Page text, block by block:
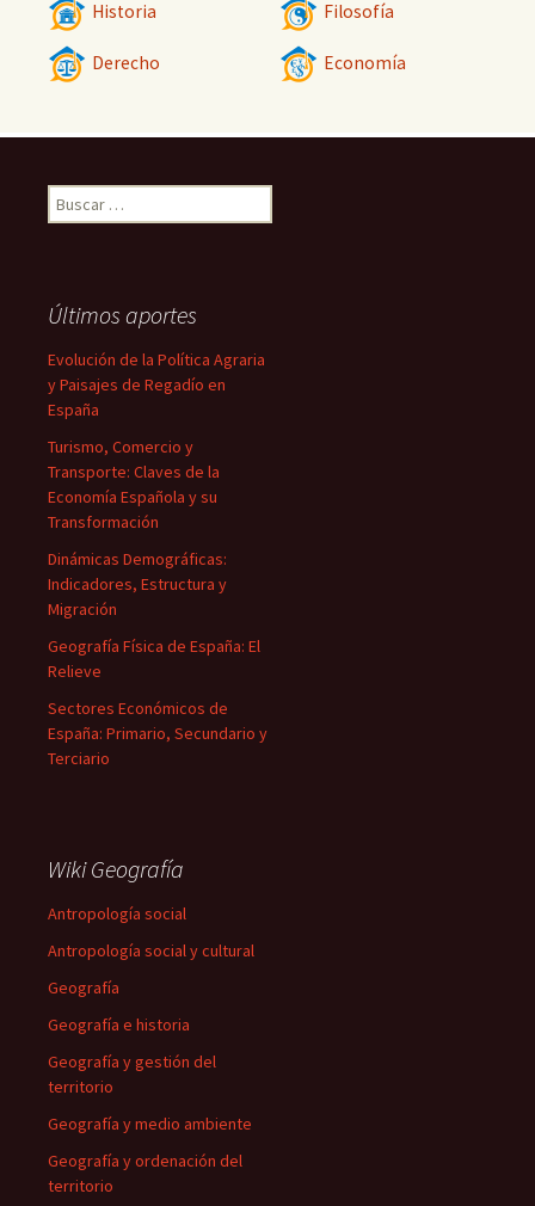
Historia Filosofía
Derecho Economía
Buscar:
Últimos aportes
Evolución de la Política Agraria
y Paisajes de Regadío en
España
Turismo, Comercio y
Transporte: Claves de la
Economía Española y su
Transformación
Dinámicas Demográficas:
Indicadores, Estructura y
Migración
Geografía Física de España: El
Relieve
Sectores Económicos de
España: Primario, Secundario y
Terciario
Wiki Geografía
Antropología social
Antropología social y cultural
Geografía
Geografía e historia
Geografía y gestión del
territorio
Geografía y medio ambiente
Geografía y ordenación del
territorio